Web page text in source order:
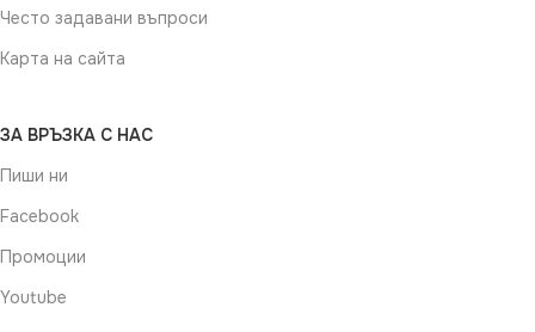
Често задавани въпроси
Карта на сайта
ЗА ВРЪЗКА С НАС
Пиши ни
Facebook
Промоции
Youtube